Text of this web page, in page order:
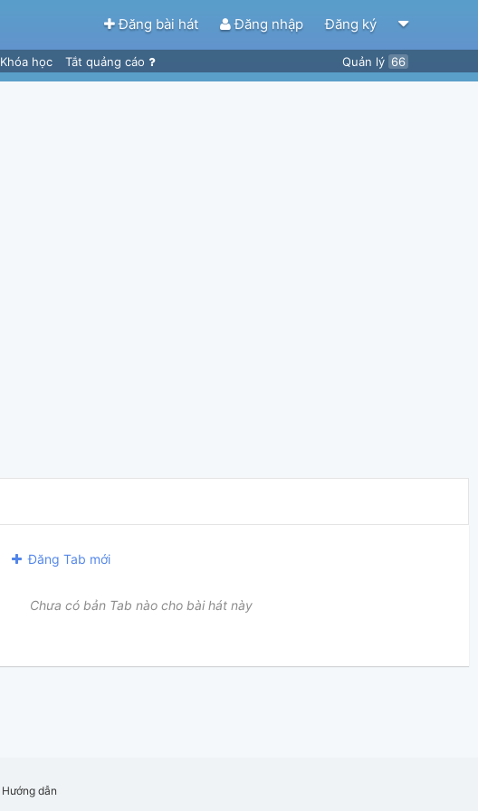
Đăng bài hát Đăng nhập Đăng ký
Khóa học Tắt quảng cáo Quản lý 66
Đăng Tab mới
Chưa có bản Tab nào cho bài hát này
Hướng dẫn